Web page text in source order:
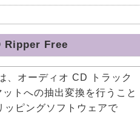
Ripper Free
オーディオ CD トラック
トへの抽出変換を行うこと
ピングソフトウェアで